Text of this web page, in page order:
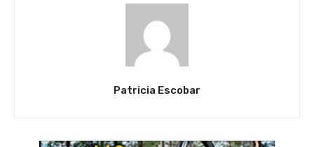
Patricia Escobar